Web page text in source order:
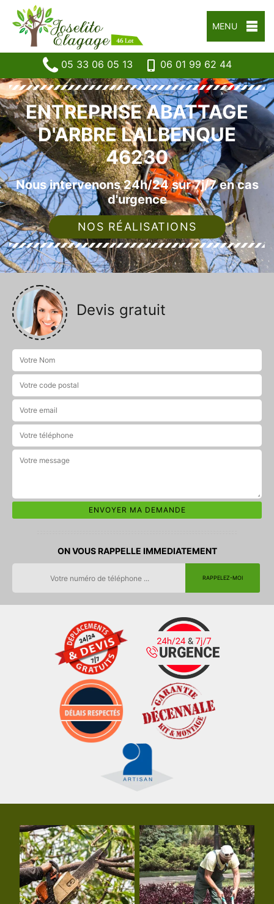
MENU
05 33 06 05 13 06 01 99 62 44
ENTREPRISE ABATTAGE
D'ARBRE LALBENQUE
46230
Nous intervenons 24h/24 sur 7j/7 en cas
d'urgence
NOS RÉALISATIONS
Devis gratuit
ON VOUS RAPPELLE IMMEDIATEMENT